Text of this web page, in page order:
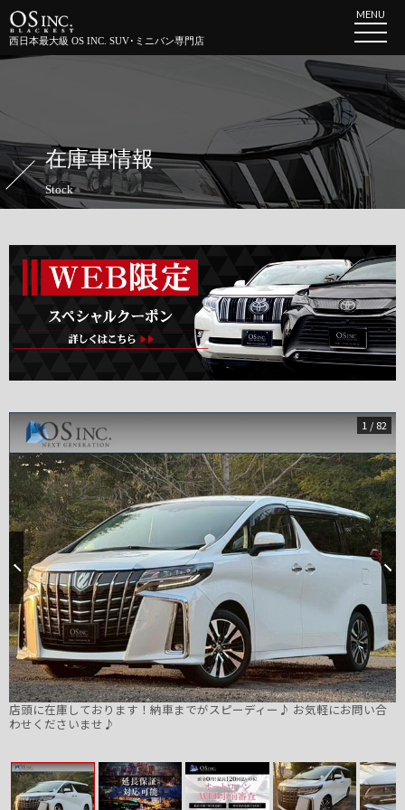
西日本最大級 OS INC. SUV･ミニバン専門店
MENU
在庫車情報
Stock
店頭に在庫しております！納車までがスピーディー♪ お気軽にお問い合
わせくださいませ♪
1 / 82